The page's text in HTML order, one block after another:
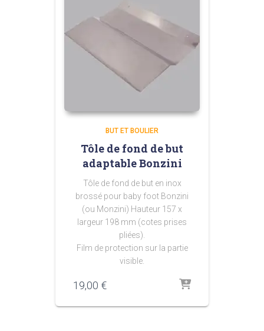
BUT ET BOULIER
Tôle de fond de but
adaptable Bonzini
Tôle de fond de but en inox
brossé pour baby foot Bonzini
(ou Monzini) Hauteur 157 x
largeur 198 mm (cotes prises
pliées).
Film de protection sur la partie
visible.
19,00 €